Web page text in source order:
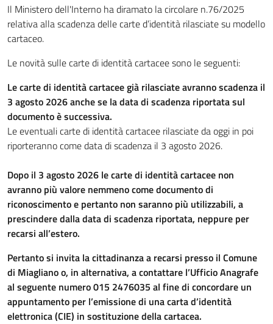
Il Ministero dell'Interno ha diramato la circolare n.76/2025
relativa alla scadenza delle carte d’identità rilasciate su modello
cartaceo.
Le novità sulle carte di identità cartacee sono le seguenti:
Le carte di identità cartacee già rilasciate avranno scadenza il
3 agosto 2026 anche se la data di scadenza riportata sul
documento è successiva.
Le eventuali carte di identità cartacee rilasciate da oggi in poi
riporteranno come data di scadenza il 3 agosto 2026.
Dopo il 3 agosto 2026 le carte di identità cartacee non
avranno più valore nemmeno come documento di
riconoscimento e pertanto non saranno più utilizzabili, a
prescindere dalla data di scadenza riportata, neppure per
recarsi all’estero.
Pertanto si invita la cittadinanza a recarsi presso il Comune
di Miagliano o, in alternativa, a contattare l’Ufficio Anagrafe
al seguente numero 015 2476035 al fine di concordare un
appuntamento per l’emissione di una carta d’identità
elettronica (CIE) in sostituzione della cartacea.